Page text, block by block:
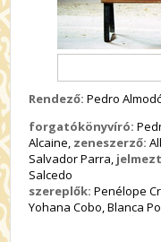
Rendező: Pedro
forgatókönyvíró:
Alcaine, zeneszerző:
Salvador Parra,
Salcedo
szereplők: Penélope
Yohana Cobo, Blanca